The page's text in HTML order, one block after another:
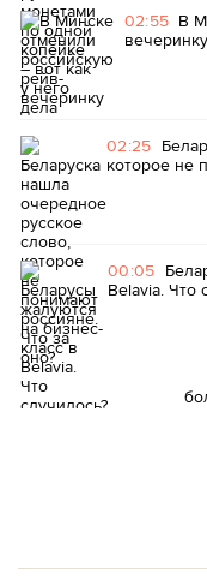
02:55 В
вечеринку
02:25
которое не
00:05
Belavia. Что